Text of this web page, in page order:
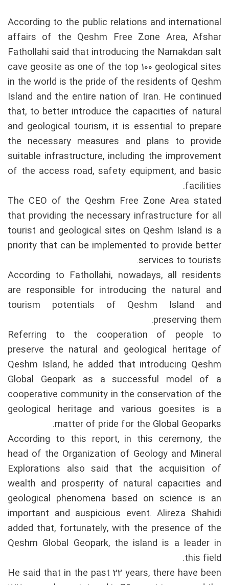
According to the public relations and international
affairs of the Qeshm Free Zone Area, Afshar
Fathollahi said that introducing the Namakdan salt
cave geosite as one of the top 100 geological sites
in the world is the pride of the residents of Qeshm
Island and the entire nation of Iran. He continued
that, to better introduce the capacities of natural
and geological tourism, it is essential to prepare
the necessary measures and plans to provide
suitable infrastructure, including the improvement
of the access road, safety equipment, and basic
facilities.
The CEO of the Qeshm Free Zone Area stated
that providing the necessary infrastructure for all
tourist and geological sites on Qeshm Island is a
priority that can be implemented to provide better
services to tourists.
According to Fathollahi, nowadays, all residents
are responsible for introducing the natural and
tourism potentials of Qeshm Island and
preserving them.
Referring to the cooperation of people to
preserve the natural and geological heritage of
Qeshm Island, he added that introducing Qeshm
Global Geopark as a successful model of a
cooperative community in the conservation of the
geological heritage and various goesites is a
matter of pride for the Global Geoparks.
According to this report, in this ceremony, the
head of the Organization of Geology and Mineral
Explorations also said that the acquisition of
wealth and prosperity of natural capacities and
geological phenomena based on science is an
important and auspicious event. Alireza Shahidi
added that, fortunately, with the presence of the
Qeshm Global Geopark, the island is a leader in
this field.
He said that in the past 22 years, there have been